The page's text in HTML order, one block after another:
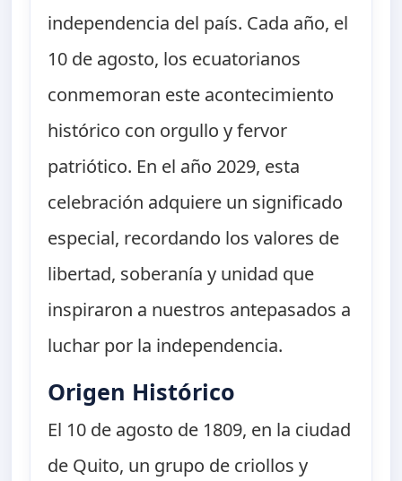
independencia del país. Cada año, el
10 de agosto, los ecuatorianos
conmemoran este acontecimiento
histórico con orgullo y fervor
patriótico. En el año 2029, esta
celebración adquiere un significado
especial, recordando los valores de
libertad, soberanía y unidad que
inspiraron a nuestros antepasados a
luchar por la independencia.
Origen Histórico
El 10 de agosto de 1809, en la ciudad
de Quito, un grupo de criollos y